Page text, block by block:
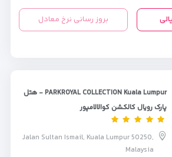
بروز رسانی نرخ معادل
PARKROYAL COLLECTION Kuala Lumpur - هتل
پارک رویال کالکشن کوالالامپور
Jalan Sultan Ismail, Kuala Lumpur 50250,
Malaysia